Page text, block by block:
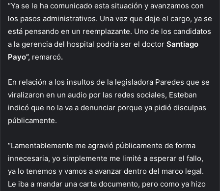
“Ya se le ha comunicado esta situación y avanzamos con
los pasos administrativos. Una vez que deje el cargo, ya se
está pensando en un reemplazante. Uno de los candidatos
a la gerencia del hospital podría ser el doctor Santiago
Payo”, remarcó.
En relación a los insultos de la legisladora Paredes que se
viralizaron en un audio por las redes sociales, Esteban
indicó que no la va a denunciar porque ya pidió disculpas
públicamente.
“Lamentablemente me agravió públicamente de forma
innecesaria, yo simplemente me limité a esperar el fallo,
ya lo tenemos y vamos a avanzar dentro del marco legal.
Le iba a mandar una carta documento, pero como ya hizo